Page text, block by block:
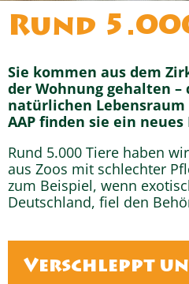
Rund
Sie kommen aus dem
der Wohnung gehalten
natürlichen Lebensraum
AAP finden sie ein
Rund 5.000 Tiere haben
aus Zoos mit schlechter
zum Beispiel, wenn
Deutschland, fiel den
Verschleppt